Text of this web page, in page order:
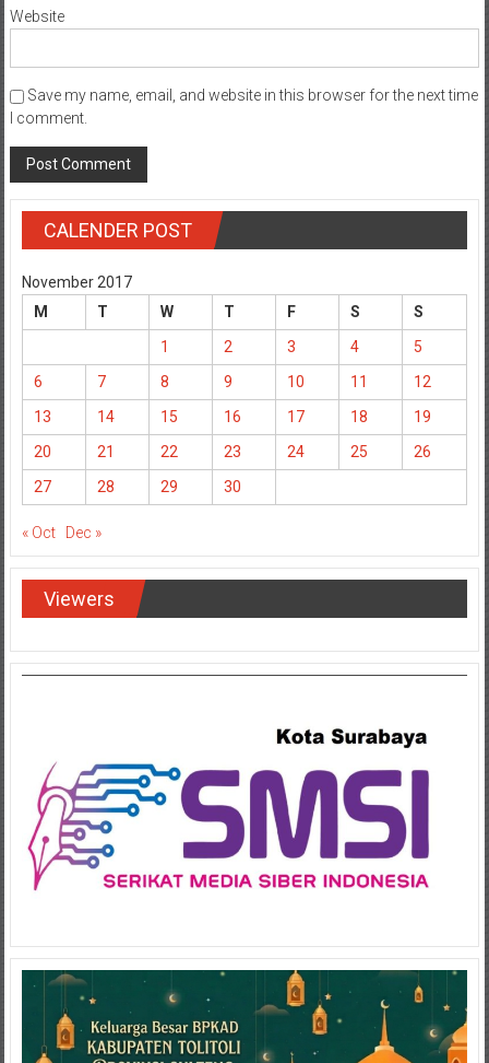
Website
Save my name, email, and website in this browser for the next time
I comment.
CALENDER POST
November 2017
M
T W T F S
S
1
2 3 4
5
6
7 8 9 10 11
12
13
14 15 16 17 18
19
20
21 22 23 24 25
26
27
28 29 30
« Oct Dec »
Viewers